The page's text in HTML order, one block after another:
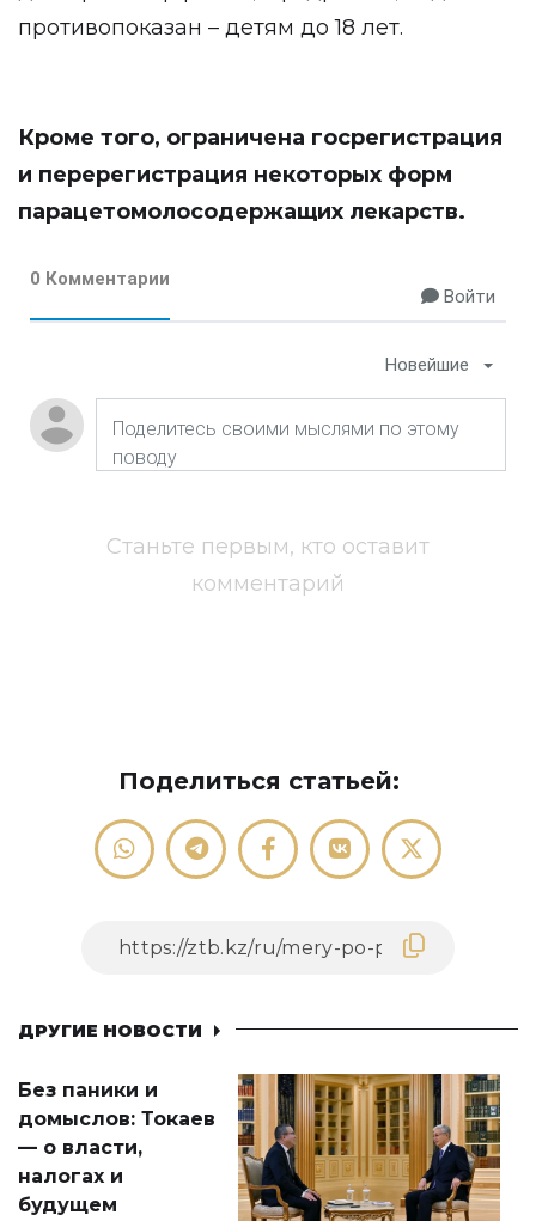
противопоказан – детям до 18 лет.
Кроме того, ограничена госрегистрация
и перерегистрация некоторых форм
парацетомолосодержащих лекарств.
0 Комментарии
Войти
Новейшие
Станьте первым, кто оставит
комментарий
Поделиться статьей:
ДРУГИЕ НОВОСТИ
Без паники и
домыслов: Токаев
— о власти,
налогах и
будущем